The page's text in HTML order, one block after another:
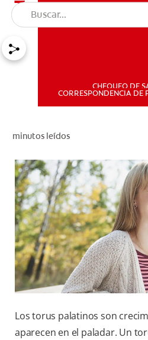
CHEQUEO DE
CORRESPONDENCIA DE
Tratamiento
minutos leídos
Los torus palatinos son
aparecen en el paladar. Un